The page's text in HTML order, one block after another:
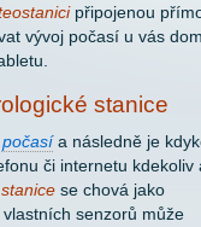
připojenou
vývoj počasí u vás
stanice
a následně je
či internetu kdekoliv
se chová jako
senzorů může